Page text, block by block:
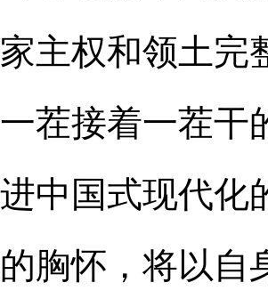
家主权和领土完
一茬接着一茬干
进中国式现代化
的胸怀，将以自